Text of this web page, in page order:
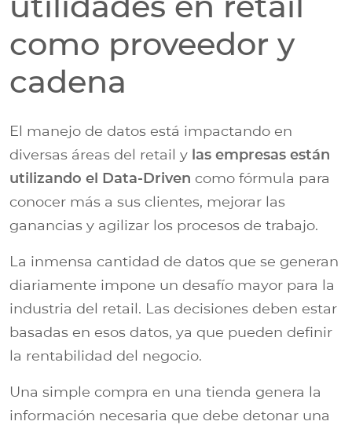
como proveedor y
cadena
El manejo de datos está impactando en
diversas áreas del retail y las empresas están
utilizando el Data-Driven como fórmula para
conocer más a sus clientes, mejorar las
ganancias y agilizar los procesos de trabajo.
La inmensa cantidad de datos que se generan
diariamente impone un desafío mayor para la
industria del retail. Las decisiones deben estar
basadas en esos datos, ya que pueden definir
la rentabilidad del negocio.
Una simple compra en una tienda genera la
información necesaria que debe detonar una